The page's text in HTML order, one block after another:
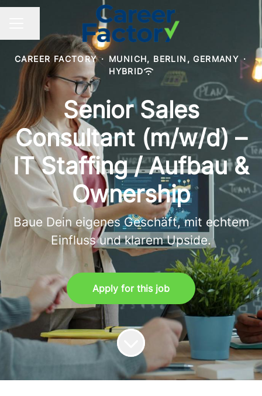
CAREER FACTORY · MUNICH, BERLIN, GERMANY ·
HYBRID
Senior Sales
Consultant (m/w/d) –
IT Staffing / Aufbau &
Ownership
Baue Dein eigenes Geschäft, mit echtem
Einfluss und klarem Upside.
Apply for this job